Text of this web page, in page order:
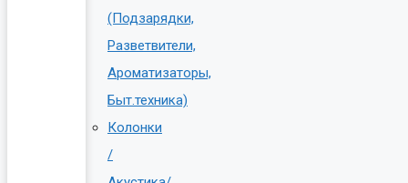
(Подзарядки,
Разветвители,
Ароматизаторы,
Быт.техника)
Колонки
/